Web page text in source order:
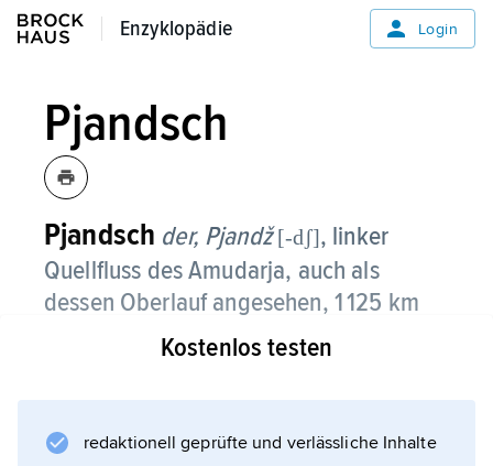
Enzyklopädie
Enzyklopädie Login
Pjandsch
Pjandsch der, Pjandž [-dʃ], linker
Quellfluss des Amudarja, auch als
dessen Oberlauf angesehen, 1 125 km
lang, entsteht durch den Zusammenfluss
der im Süd-Pamir entspringenden Flüsse
Wachandarja (aus Afghanistan);
Kostenlos testen
redaktionell geprüfte und verlässliche Inhalte